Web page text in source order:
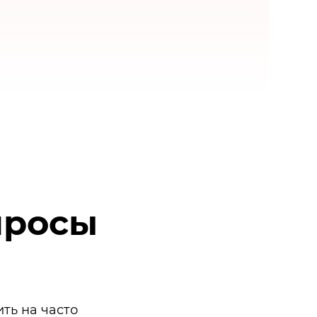
на часто